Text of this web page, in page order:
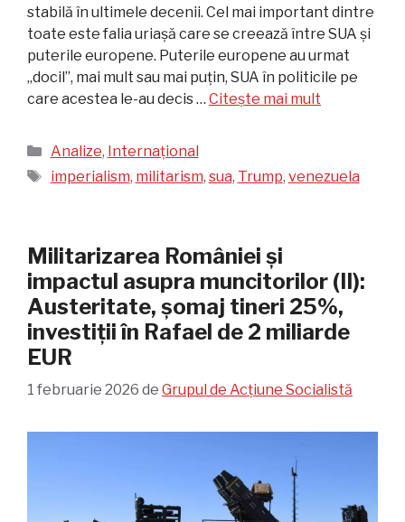
stabilă în ultimele decenii. Cel mai important dintre
toate este falia uriașă care se creează între SUA și
puterile europene. Puterile europene au urmat
„docil”, mai mult sau mai puțin, SUA în politicile pe
care acestea le-au decis … Citește mai mult
Categorii
Analize, Internațional
Etichete
imperialism, militarism, sua, Trump, venezuela
Militarizarea României și
impactul asupra muncitorilor (II):
Austeritate, șomaj tineri 25%,
investiții în Rafael de 2 miliarde
EUR
1 februarie 2026 de Grupul de Acțiune Socialistă